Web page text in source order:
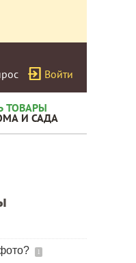
Войти
ТОВАРЫ
И САДА
1